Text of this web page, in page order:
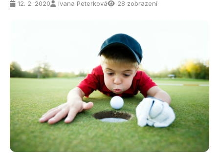
12. 2. 2020 Ivana Peterková 28 zobrazení